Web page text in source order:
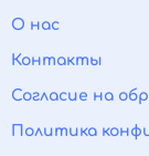
О нас
Контакты
Согласие на
Политика